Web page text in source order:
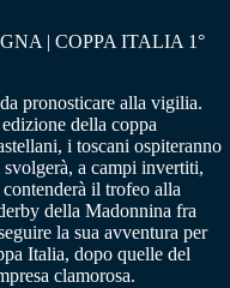
| COPPA ITALIA 1°
pronosticare alla vigilia.
della coppa
i toscani ospiteranno
a campi invertiti,
il trofeo alla
della Madonnina fra
la sua avventura per
Italia, dopo quelle del
clamorosa.